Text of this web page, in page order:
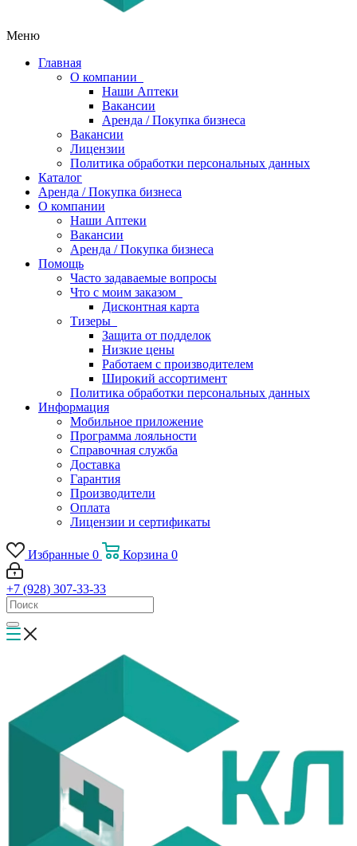
Меню
Главная
О компании
Наши Аптеки
Вакансии
Аренда / Покупка бизнеса
Вакансии
Лицензии
Политика обработки персональных данных
Каталог
Аренда / Покупка бизнеса
О компании
Наши Аптеки
Вакансии
Аренда / Покупка бизнеса
Помощь
Часто задаваемые вопросы
Что с моим заказом
Дисконтная карта
Тизеры
Защита от подделок
Низкие цены
Работаем с производителем
Широкий ассортимент
Политика обработки персональных данных
Информация
Мобильное приложение
Программа лояльности
Справочная служба
Доставка
Гарантия
Производители
Оплата
Лицензии и сертификаты
Избранные 0 Корзина 0
+7 (928) 307-33-33